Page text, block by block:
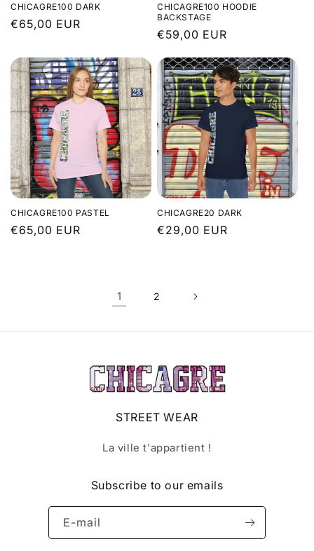
CHICAGRE100 DARK
Prix
€65,00 EUR
CHICAGRE100 HOODIE
BACKSTAGE
Prix
€59,00 EUR
CHICAGRE100 PASTEL
Prix
€65,00 EUR
CHICAGRE20 DARK
Prix
€29,00 EUR
1 2
STREET WEAR
La ville t'appartient !
Subscribe to our emails
E-mail